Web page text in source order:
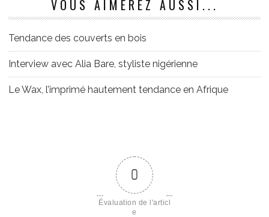
VOUS AIMEREZ AUSSI...
Tendance des couverts en bois
Interview avec Alia Bare, styliste nigérienne
Le Wax, l’imprimé hautement tendance en Afrique
0
Évaluation de l'articl
e